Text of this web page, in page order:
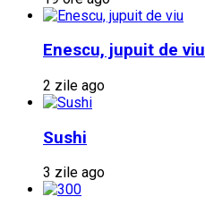
Enescu, jupuit de viu
2 zile ago
Sushi
3 zile ago